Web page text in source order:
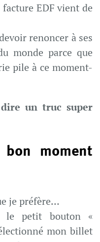
facture EDF vient de
renoncer à ses
monde parce que
pile à ce moment-
un truc super
moment
je préfère…
le petit bouton «
mon billet